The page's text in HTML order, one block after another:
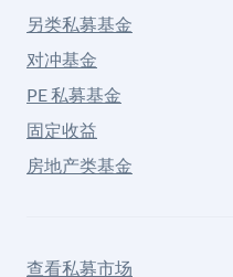
另类私募基金
对冲基金
PE 私募基金
固定收益
房地产类基金
查看私募市场